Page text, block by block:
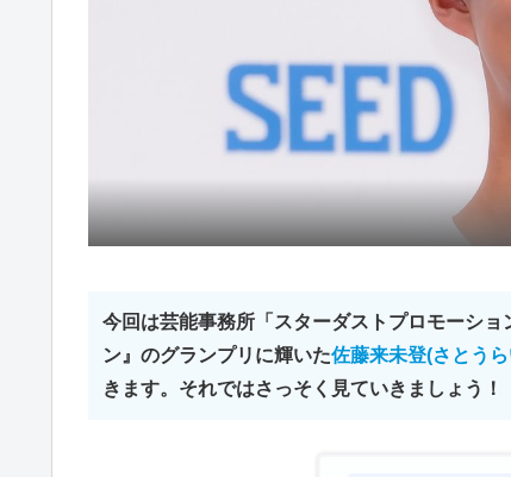
今回は芸能事務所「スターダストプロモーシ
ン』のグランプリに輝いた佐藤来未登(さとう
きます。それではさっそく見ていきましょう！